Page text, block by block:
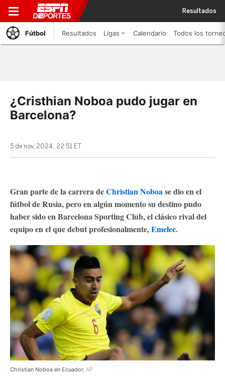
Resultados
Fútbol Resultados Ligas Calendario Todos los
¿Cristhian Noboa pudo jugar en
Barcelona?
5 de nov, 2024, 22:51 ET
Gran parte de la carrera deChristian Noboase dio en el
fútbol de Rusia, pero en algún momento su destino pudo
haber sido en Barcelona Sporting Club, el clásico rival del
equipo en el que debut profesionalmente,Emelec.
Christian Noboa en Ecuador. AP